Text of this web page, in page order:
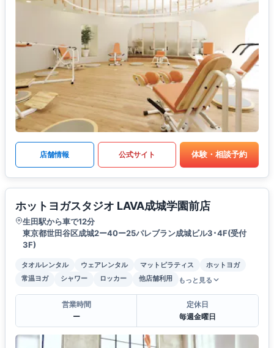
店舗情報 公式サイト 体験・相談予約
ホットヨガスタジオ LAVA成城学園前店
生田駅から車で12分
東京都世田谷区成城2ー40ー25パレブラン成城ビル3･4F(受付
3F)
タオルレンタル ウェアレンタル マットピラティス
ホットヨガ
常温ヨガ
シャワー ロッカー 他店舗利用 もっと見る
営業時間
ー
定休日
毎週金曜日